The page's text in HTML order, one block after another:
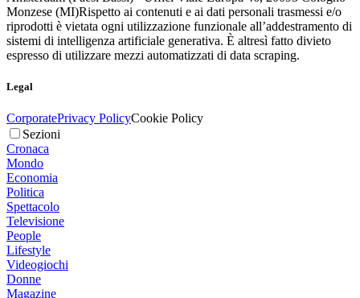
Monzese (MI)Rispetto ai contenuti e ai dati personali trasmessi e/o
riprodotti è vietata ogni utilizzazione funzionale all’addestramento di
sistemi di intelligenza artificiale generativa. È altresì fatto divieto
espresso di utilizzare mezzi automatizzati di data scraping.
Legal
CorporatePrivacy PolicyCookie Policy
Sezioni
Cronaca
Mondo
Economia
Politica
Spettacolo
Televisione
People
Lifestyle
Videogiochi
Donne
Magazine